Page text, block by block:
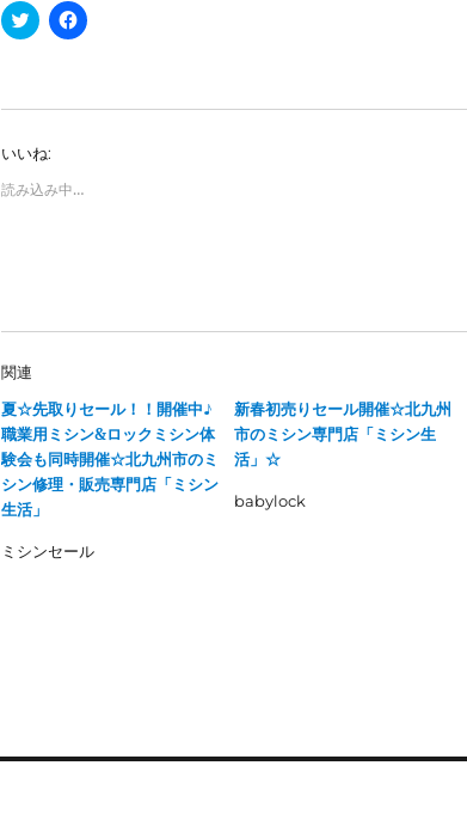
ク
リ
T
t
e
r
ウ
ド
で
開
き
ま
す
)
F
a
o
す
て
(
新
し
い
ウ
ィ
ン
で
開
いいね:
読み込み中…
関連
夏☆先取りセール！！開催中♪
職業用ミシン&ロックミシン体
験会も同時開催☆北九州市のミ
シン修理・販売専門店「ミシン
生活」
ミシンセール
新春初売りセール開催☆北九州
市のミシン専門店「ミシン生
活」☆
babylock